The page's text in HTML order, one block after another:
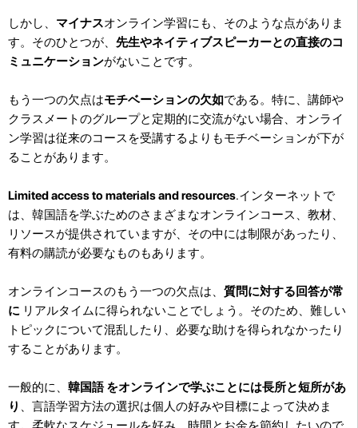
しかし、 マイナスオンライン学習にも、そのような点がありま
す。そのひとつが、 先生やネイティブスピーカーとの直接のコ
ミュニケーションがないことです。
もう一つの欠点はモチベーションの欠如である。特に、講師や
クラスメートのグループと定期的に交流がない場合、オンライ
ン学習は従来のコースを受講するよりもモチベーションが下が
ることがあります。
Limited access to materials and resources.インターネットで
は、韓国語を学ぶためのさまざまなオンラインコース、教材、
リソースが提供されていますが、その中には制限があったり、
有料の購読が必要なものもあります。
オンラインコースのもう一つの欠点は、 質問に対する回答が常
に リアルタイムに得られないことでしょう。そのため、難しい
トピックについて混乱したり、必要な助けを得られなかったり
することがあります。
一般的に、 韓国語 をオンラインで学ぶことには長所と短所があ
り
、言語学習方法の選択は個人の好みや目標によって決めま